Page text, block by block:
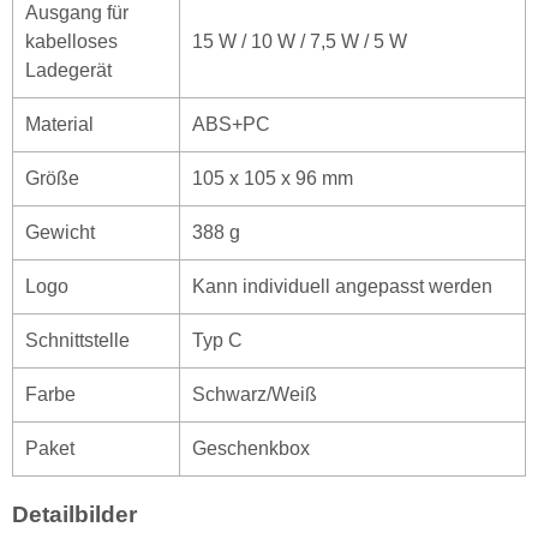
Ausgang für
kabelloses
Ladegerät
15 W / 10 W / 7,5 W / 5 W
Material ABS+PC
Größe 105 x 105 x 96 mm
Gewicht 388 g
Logo Kann individuell angepasst werden
Schnittstelle Typ C
Farbe Schwarz/Weiß
Paket Geschenkbox
Detailbilder